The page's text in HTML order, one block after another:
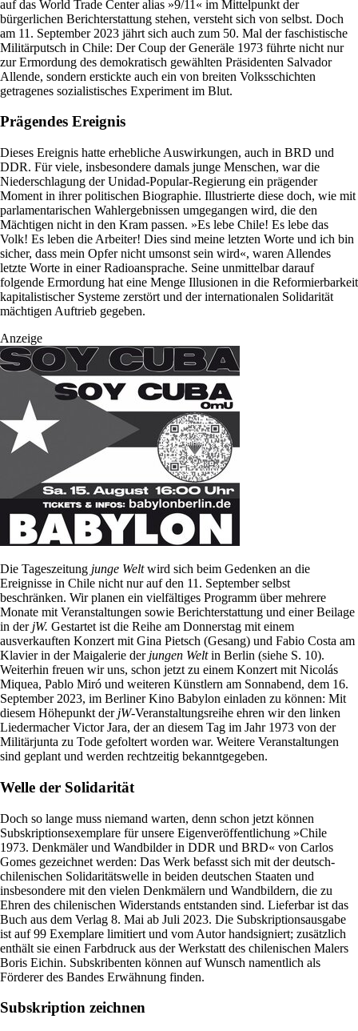
auf das World Trade Center alias »9/11« im Mittelpunkt der
bürgerlichen Berichterstattung stehen, versteht sich von selbst. Doch
am 11. September 2023 jährt sich auch zum 50. Mal der faschistische
Militärputsch in Chile: Der Coup der Generäle 1973 führte nicht nur
zur Ermordung des demokratisch gewählten Präsidenten Salvador
Allende, sondern erstickte auch ein von breiten Volksschichten
getragenes sozialistisches Experiment im Blut.
Prägendes Ereignis
Dieses Ereignis hatte erhebliche Auswirkungen, auch in BRD und
DDR. Für viele, insbesondere damals junge Menschen, war die
Niederschlagung der Unidad-Popular-Regierung ein prägender
Moment in ihrer politischen Biographie. Illustrierte diese doch, wie mit
parlamentarischen Wahlergebnissen umgegangen wird, die den
Mächtigen nicht in den Kram passen. »Es lebe Chile! Es lebe das
Volk! Es leben die Arbeiter! Dies sind meine letzten Worte und ich bin
sicher, dass mein Opfer nicht umsonst sein wird«, waren Allendes
letzte Worte in einer Radioansprache. Seine unmittelbar darauf
folgende Ermordung hat eine Menge Illusionen in die Reformierbarkeit
kapitalistischer Systeme zerstört und der internationalen Solidarität
mächtigen Auftrieb gegeben.
Anzeige
Die Tageszeitung junge Weltwird sich beim Gedenken an die
Ereignisse in Chile nicht nur auf den 11. September selbst
beschränken. Wir planen ein vielfältiges Programm über mehrere
Monate mit Veranstaltungen sowie Berichterstattung und einer Beilage
in der jW. Gestartet ist die Reihe am Donnerstag mit einem
ausverkauften Konzert mit Gina Pietsch (Gesang) und Fabio Costa am
Klavier in der Maigalerie der jungen Weltin Berlin (siehe S. 10).
Weiterhin freuen wir uns, schon jetzt zu einem Konzert mit Nicolás
Miquea, Pablo Miró und weiteren Künstlern am Sonnabend, dem 16.
September 2023, im Berliner Kino Babylon einladen zu können: Mit
diesem Höhepunkt der jW-Veranstaltungsreihe ehren wir den linken
Liedermacher Victor Jara, der an diesem Tag im Jahr 1973 von der
Militärjunta zu Tode gefoltert worden war. Weitere Veranstaltungen
sind geplant und werden rechtzeitig bekanntgegeben.
Welle der Solidarität
Doch so lange muss niemand warten, denn schon jetzt können
Subskriptionsexemplare für unsere Eigenveröffentlichung »Chile
1973. Denkmäler und Wandbilder in DDR und BRD« von Carlos
Gomes gezeichnet werden: Das Werk befasst sich mit der deutsch-
chilenischen Solidaritätswelle in beiden deutschen Staaten und
insbesondere mit den vielen Denkmälern und Wandbildern, die zu
Ehren des chilenischen Widerstands entstanden sind. Lieferbar ist das
Buch aus dem Verlag 8. Mai ab Juli 2023. Die Subskriptionsausgabe
ist auf 99 Exemplare limitiert und vom Autor handsigniert; zusätzlich
enthält sie einen Farbdruck aus der Werkstatt des chilenischen Malers
Boris Eichin. Subskribenten können auf Wunsch namentlich als
Förderer des Bandes Erwähnung finden.
Subskription zeichnen